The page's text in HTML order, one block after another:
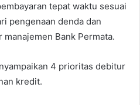
tepat waktu sesuai
pengenaan denda dan
manajemen Bank Permata.
4 prioritas debitur
kredit.